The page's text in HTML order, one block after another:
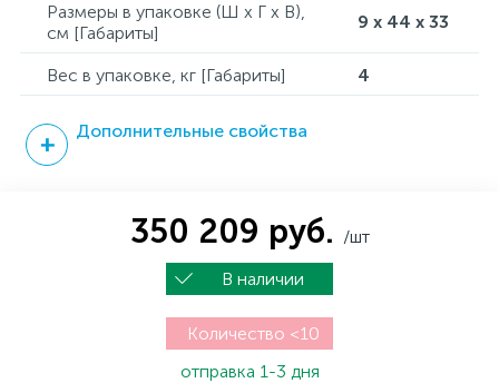
Размеры в упаковке (Ш x Г x В),
см [Габариты]
9 x 44 x 33
Вес в упаковке, кг [Габариты] 4
Дополнительные свойства
350 209 руб. /шт
В наличии
Количество <10
отправка 1-3 дня